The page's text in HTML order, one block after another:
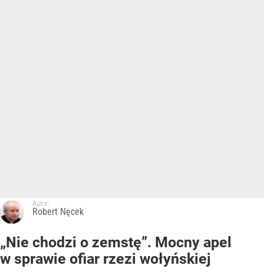
Autor:
Robert Nęcek
„Nie chodzi o zemstę”. Mocny apel
w sprawie ofiar rzezi wołyńskiej